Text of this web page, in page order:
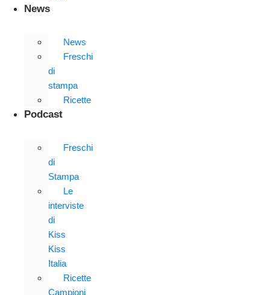
News
News
Freschi
di
stampa
Ricette
Podcast
Freschi
di
Stampa
Le
interviste
di
Kiss
Kiss
Italia
Ricette
Campioni